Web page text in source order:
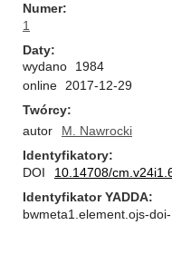
Numer
1
Daty
wydano
1984
online
2017-12-29
Twórcy
autor
M. Nawrocki
Identyfikatory
DOI
10.14708/
Identyfikator YADDA
bwmeta1.element.ojs-